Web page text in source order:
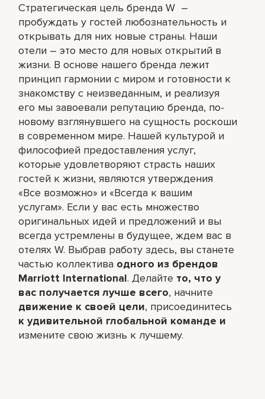
Стратегическая цель бренда W –
пробуждать у гостей любознательность и
открывать для них новые страны. Наши
отели – это место для новых открытий в
жизни. В основе нашего бренда лежит
принцип гармонии с миром и готовности к
знакомству с неизведанным, и реализуя
его мы завоевали репутацию бренда, по-
новому взглянувшего на сущность роскоши
в современном мире. Нашей культурой и
философией предоставления услуг,
которые удовлетворяют страсть наших
гостей к жизни, являются утверждения
«Все возможно» и «Всегда к вашим
услугам». Если у вас есть множество
оригинальных идей и предложений и вы
всегда устремлены в будущее, ждем вас в
отелях W. Выбрав работу здесь, вы станете
частью коллектива одного из брендов
Marriott International. Делайте то, что у
вас получается лучше всего,​ начните
движение к своей цели, присоединитесь
к удивительной глобальной команде и
измените свою жизнь к лучшему.